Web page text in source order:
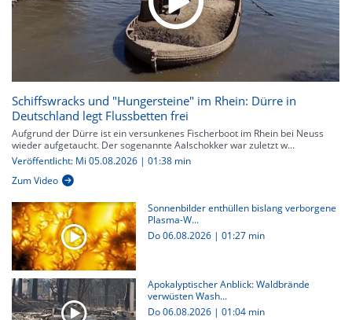
Schiffswracks und "Hungersteine" im Rhein: Dürre in
Deutschland legt Flussbetten frei
Aufgrund der Dürre ist ein versunkenes Fischerboot im Rhein bei Neuss
wieder aufgetaucht. Der sogenannte Aalschokker war zuletzt w...
Veröffentlicht: Mi 05.08.2026 | 01:38 min
Zum Video
Sonnenbilder enthüllen bislang verborgene
Plasma-W...
Do 06.08.2026 | 01:27 min
Apokalyptischer Anblick: Waldbrände
verwüsten Wash...
Do 06.08.2026 | 01:04 min